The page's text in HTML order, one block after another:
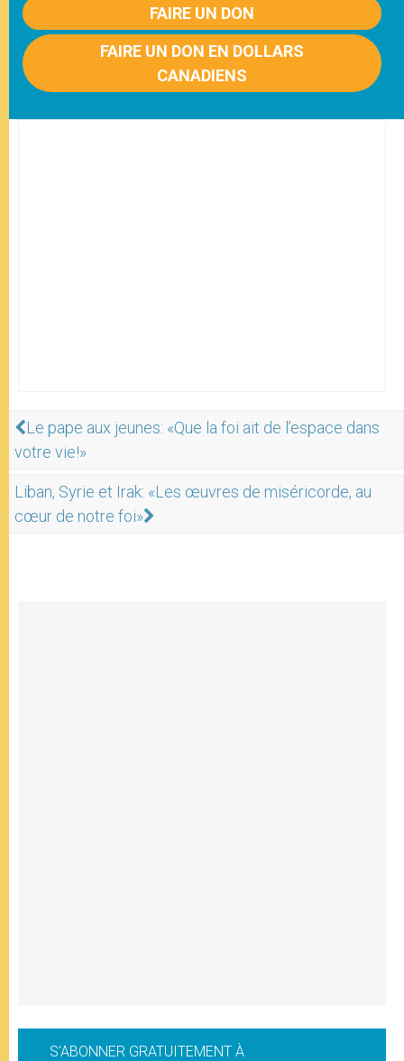
FAIRE UN DON
FAIRE UN DON EN DOLLARS
CANADIENS
Le pape aux jeunes: «Que la foi ait de l’espace dans
votre vie!»
Liban, Syrie et Irak: «Les œuvres de miséricorde, au
cœur de notre foi»
S'ABONNER GRATUITEMENT À